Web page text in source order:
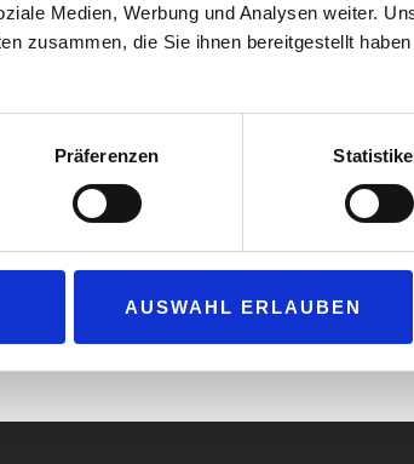
Medien, Werbung und Analysen weiter.
zusammen, die Sie ihnen bereitgestellt
Präferenzen
AUSWAHL ERLAUBEN
„Die Fanta und die Snacks
sich zunehmend zum
dem MCS-Stand gezeigt
der Großhändler ein Sortiment relevanter
Connector stehen hunderte Werbevorlagen
Ratio, und Social Media geteilt oder über die